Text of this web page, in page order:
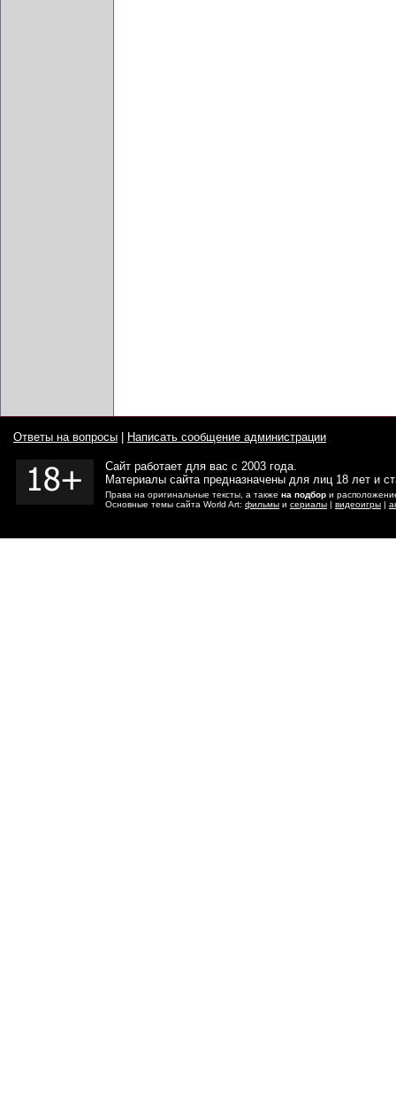
Ответы на вопросы Написать сообщение администрации
Сайт работает для вас с 2003 года.
Материалы сайта предназначены для лиц 18 лет и
Права на оригинальные тексты, а также на подбор и
Основные темы сайта World Art: фильмы и сериалы | видеоигры |